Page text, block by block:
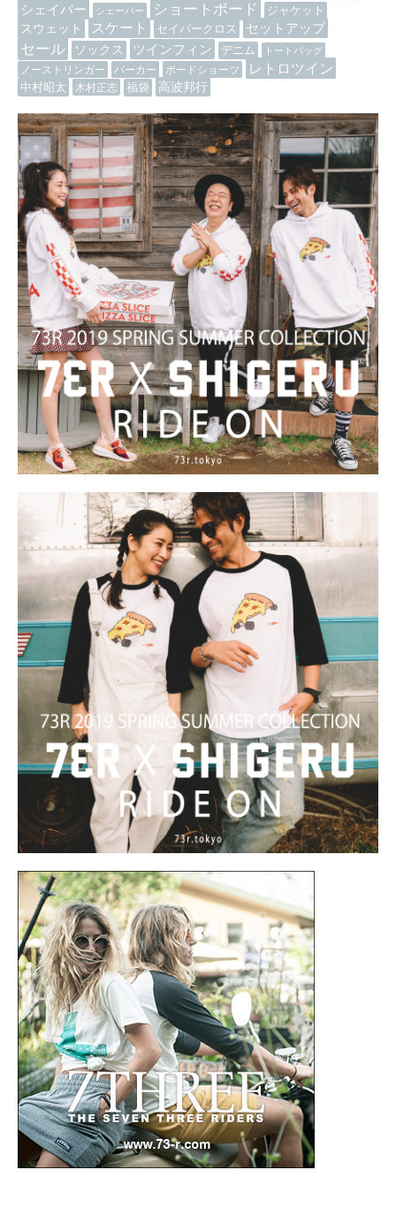
シェイパー シェーパー ショートボード ジャケット
スウェット スケート セイバークロス セットアップ
セール ソックス ツインフィン デニム トートバッグ
ノーストリンガー パーカー ボードショーツ レトロツイン
中村昭太 木村正志 福袋 高波邦行